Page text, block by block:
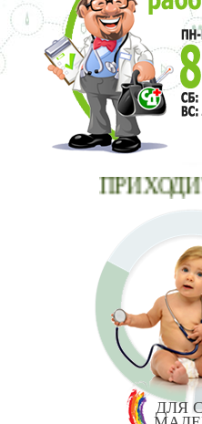
ПРИХОДИТЕ
ДЛЯ